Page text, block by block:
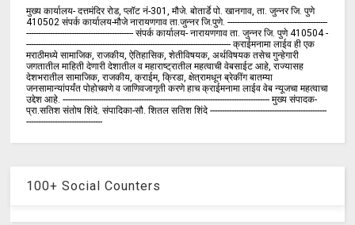
मुख्य कार्यालय- दत्तमंदिर रोड, प्लॉट नं-301, मौजे. बोतार्डे पो. खानगाव, ता. जुन्नर जि. पुणे
410502 संपर्क कार्य‍ालय-मौजे नारायणगाव ता.जुन्नर जि.पुणे. ------------------------------------------
--------------------------------------------- संपर्क कार्यालय- नारायणगाव ता. जुन्नर जि. पुणे 410504 -
-------------------------------------------------------------------------------------- क्राईमनामा लाईव ही एक
मराठीमध्ये सामाजिक, राजकीय, ऐतिहासिक, शेतीविषयक, अर्थविषयक तसेच गुन्हेगारी
जगतातील माहिती देणारी देशातील व महाराष्ट्रातील महत्वाची वेबसाईट आहे, राज्यासह
देशभरातील सामाजिक, राजकीय, क्राईम, क्रिडा, क्षेत्रामधून ब्रेकींग बातम्या
जनसामान्यांपर्यंत पोहोचवणे व जाणिवजागृती करणे हाच क्राईमनामा लाईव वेब न्यूजचा महत्वाचा
उद्देश आहे. --------------------------------------------------------------------------------------- मुख्य संपादक-
प्रा.सतिश संतोष शिंदे. संपादिका-सौ. शितल सतिश शिंदे -------------------------------------------------
--------------------------------
100+ Social Counters